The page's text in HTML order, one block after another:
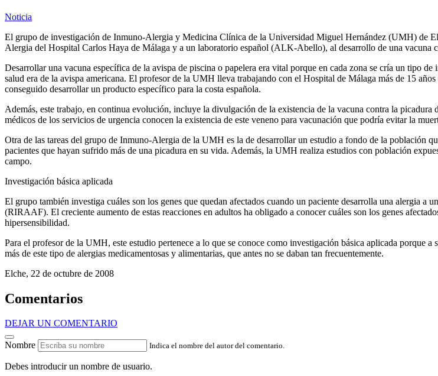
Noticia
El grupo de investigación de Inmuno-Alergia y Medicina Clínica de la Universidad Miguel Hernández (UMH) de
Alergia del Hospital Carlos Haya de Málaga y a un laboratorio español (ALK-Abello), al desarrollo de una vacuna
Desarrollar una vacuna específica de la avispa de piscina o papelera era vital porque en cada zona se cría un tipo
salud era de la avispa americana. El profesor de la UMH lleva trabajando con el Hospital de Málaga más de 15
conseguido desarrollar un producto específico para la costa española.
Además, este trabajo, en continua evolución, incluye la divulgación de la existencia de la vacuna contra la
médicos de los servicios de urgencia conocen la existencia de este veneno para vacunación que podría evitar la
Otra de las tareas del grupo de Inmuno-Alergia de la UMH es la de desarrollar un estudio a fondo de la población
pacientes que hayan sufrido más de una picadura en su vida. Además, la UMH realiza estudios con población
campo.
Investigación básica aplicada
El grupo también investiga cuáles son los genes que quedan afectados cuando un paciente desarrolla una alergia
(RIRAAF). El creciente aumento de estas reacciones en adultos ha obligado a conocer cuáles son los genes
hipersensibilidad.
Para el profesor de la UMH, este estudio pertenece a lo que se conoce como investigación básica aplicada porque
más de este tipo de alergias medicamentosas y alimentarias, que antes no se daban tan frecuentemente.
Elche, 22 de octubre de 2008
Comentarios
DEJAR UN COMENTARIO
Nombre Indica el nombre del autor del comentario.
Debes introducir un nombre de usuario.